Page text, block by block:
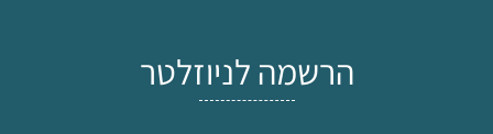
הרשמה לניוזלטר